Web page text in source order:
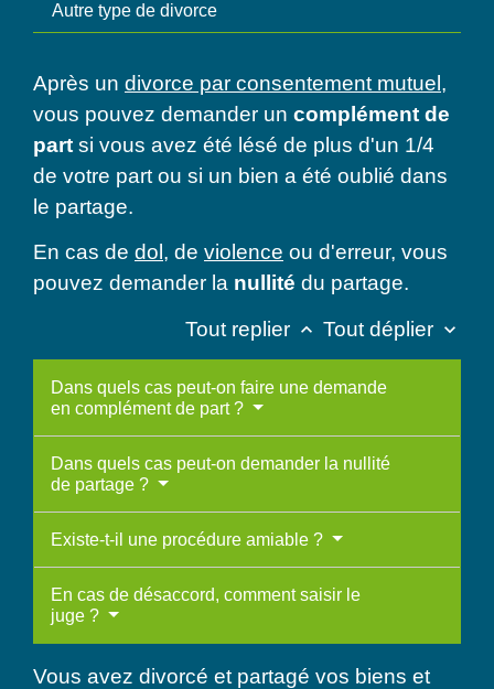
Autre type de divorce
Après un divorce par consentement mutuel,
vous pouvez demander un complément de
part si vous avez été lésé de plus d'un 1/4
de votre part ou si un bien a été oublié dans
le partage.
En cas de dol , de violence ou d'erreur, vous
pouvez demander la nullité du partage.
Tout replier keyboard_arrow_up Tout déplier keyboard_arrow_down
Dans quels cas peut-on faire une demande
en complément de part ?
Dans quels cas peut-on demander la nullité
de partage ?
Existe-t-il une procédure amiable ?
En cas de désaccord, comment saisir le
juge ?
Vous avez divorcé et partagé vos biens et